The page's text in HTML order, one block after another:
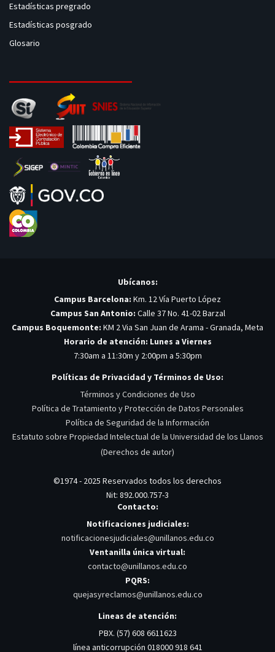
Estadísticas pregrado
Estadísticas posgrado
Glosario
Ubícanos:
Campus Barcelona: Km. 12 Vía Puerto López
Campus San Antonio: Calle 37 No. 41-02 Barzal
Campus Boquemonte: KM 2 Via San Juan de Arama - Granada, Meta
Horario de atención: Lunes a Viernes
7:30am a 11:30m y 2:00pm a 5:30pm
Políticas de Privacidad y Términos de Uso:
Términos y Condiciones de Uso
Política de Tratamiento y Protección de Datos Personales
Política de Seguridad de la Información
Estatuto sobre Propiedad Intelectual de la Universidad de los Llanos
(Derechos de autor)
©1974 - 2025 Reservados todos los derechos
Nit: 892.000.757-3
Contacto:
Notificaciones judiciales:
notificacionesjudiciales@unillanos.edu.co
Ventanilla única virtual:
contacto@unillanos.edu.co
PQRS:
quejasyreclamos@unillanos.edu.co
Lineas de atención:
PBX. (57) 608 6611623
línea anticorrupción 018000 918 641